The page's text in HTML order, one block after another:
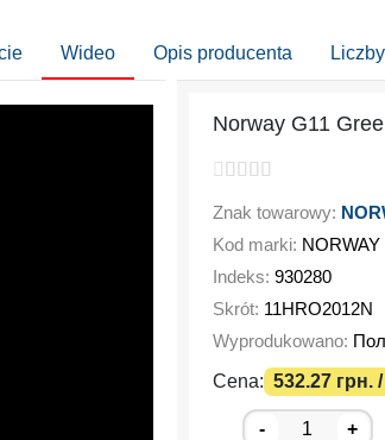
Wideo Opis producenta
Norway G11
Znak towarowy:
Kod marki:
Indeks: 930280
Skrót: 11HRO2012N
Wyprodukowano:
Cena: 532.27 грн.
- +